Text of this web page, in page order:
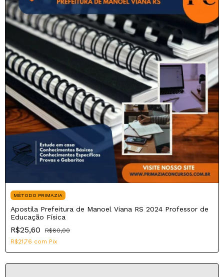
MÉTODO PRIMAZIA
Apostila Prefeitura de Manoel Viana RS 2024 Professor de
Educação Física
R$25,60
R$80,00
R$21,76 com Pix